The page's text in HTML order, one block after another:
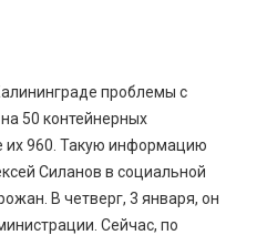
проблемы с
50 контейнерных
их 960. Такую информацию
Силанов в социальной
В четверг, 3 января, он
Сейчас, по